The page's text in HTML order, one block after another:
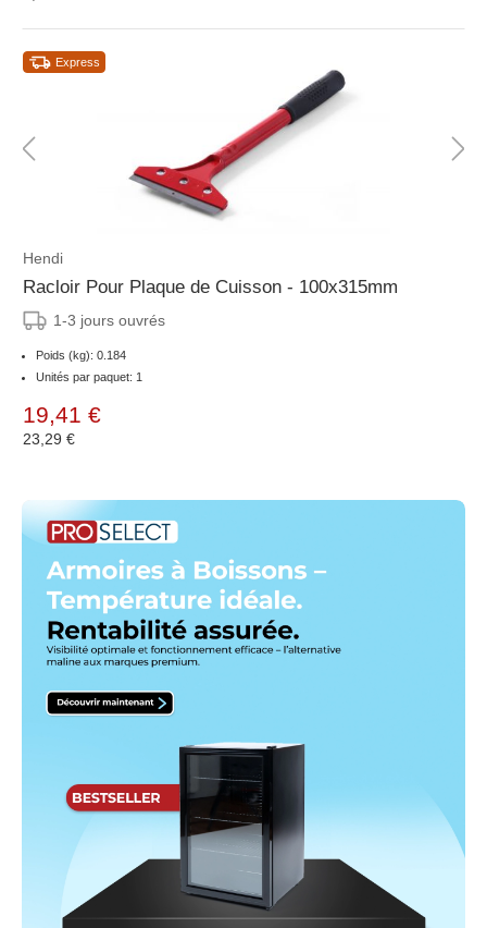
Express
Hendi
Racloir Pour Plaque de Cuisson - 100x315mm
1-3 jours ouvrés
Poids (kg): 0.184
Unités par paquet: 1
19,41 €
23,29 €